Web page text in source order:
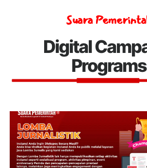
Suara
Digital
Programs